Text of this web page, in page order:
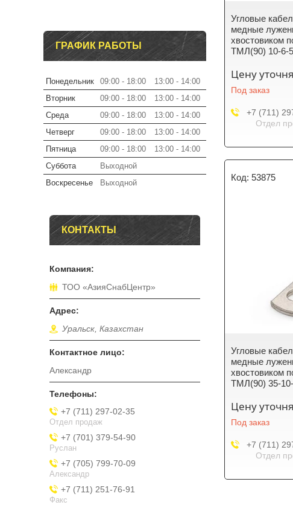
Угловые
медные
хвостовиком
ТМЛ(90) 10-6-5
Цену
Под заказ
+7 (711)
Отдел
53875
Угловые
медные
хвостовиком
ТМЛ(90) 35-
Цену
Под заказ
+7 (711)
Отдел
ГРАФИК РАБОТЫ
Понедельник 09:00 18:00 13:00
14:00
Вторник
09:00 18:00 13:00
14:00
Среда
09:00 18:00 13:00
14:00
Четверг
09:00 18:00 13:00
14:00
Пятница
09:00 18:00 13:00
14:00
Суббота
Выходной
Воскресенье
Выходной
КОНТАКТЫ
ТОО «АзияСнабЦентр»
Уральск, Казахстан
Александр
+7 (711) 297-02-35
Отдел продаж
+7 (701) 379-54-90
Руслан
+7 (705) 799-70-09
Александр
+7 (711) 251-76-91
Факс